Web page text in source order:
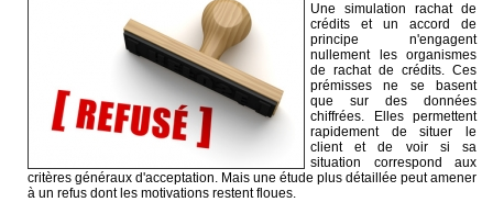
Une simulation rachat de
crédits et un accord de
principe n'engagent
nullement les organismes
de rachat de crédits. Ces
prémisses ne se basent
que sur des données
chiffrées. Elles permettent
rapidement de situer le
client et de voir si sa
situation correspond aux
critères généraux d'acceptation. Mais une étude plus détaillée peut amener
à un refus dont les motivations restent floues.